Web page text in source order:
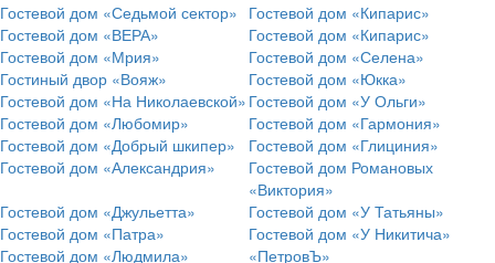
Гостевой дом «Седьмой сектор» Гостевой дом «Кипарис»
Гостевой дом «ВЕРА»
Гостевой дом «Кипарис»
Гостевой дом «Мрия»
Гостевой дом «Селена»
Гостиный двор «Вояж»
Гостевой дом «Юкка»
Гостевой дом «На Николаевской» Гостевой дом «У Ольги»
Гостевой дом «Любомир»
Гостевой дом «Гармония»
Гостевой дом «Добрый шкипер»
Гостевой дом «Глициния»
Гостевой дом «Александрия»
Гостевой дом Романовых
«Виктория»
Гостевой дом «Джульетта»
Гостевой дом «У Татьяны»
Гостевой дом «Патра»
Гостевой дом «У Никитича»
Гостевой дом «Людмила»
«ПетровЪ»